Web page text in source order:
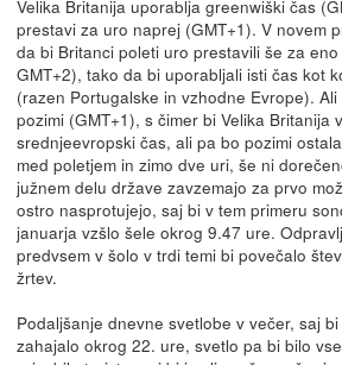
Velika Britanija uporablja greenwiški čas
prestavi za uro naprej (GMT+1). V novem
da bi Britanci poleti uro prestavili še za
GMT+2), tako da bi uporabljali isti čas kot
(razen Portugalske in vzhodne Evrope).
pozimi (GMT+1), s čimer bi Velika Britanija
srednjeevropski čas, ali pa bo pozimi
med poletjem in zimo dve uri, še ni
južnem delu države zavzemajo za prvo
ostro nasprotujejo, saj bi v tem primeru
januarja vzšlo šele okrog 9.47 ure.
predvsem v šolo v trdi temi bi povečalo
žrtev.
Podaljšanje dnevne svetlobe v večer, saj
zahajalo okrog 22. ure, svetlo pa bi bilo